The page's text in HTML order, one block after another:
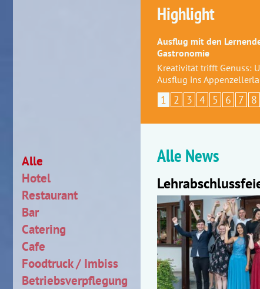
Alle
Hotel
Restaurant
Bar
Catering
Cafe
Foodtruck / Imbiss
Betriebsverpflegung
Highlight
Ausflug mit den
Gastronomie
Kreativität trifft Genuss:
Ausflug ins
1 2 3 4 5 6 7 8
Alle News